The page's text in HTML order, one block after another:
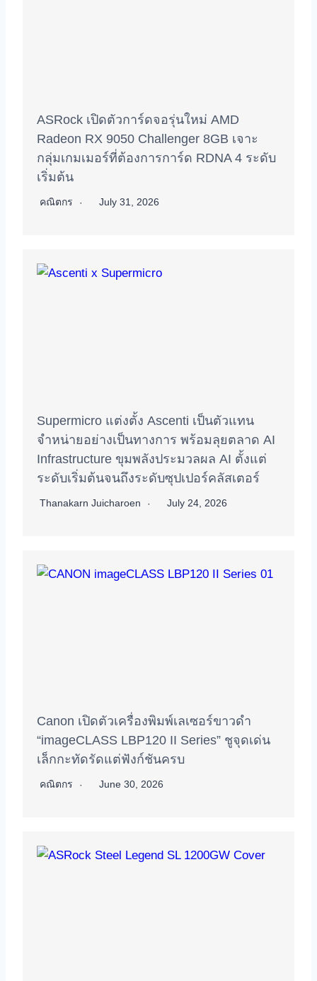
ASRock เปิดตัวการ์ดจอรุ่นใหม่ AMD
Radeon RX 9050 Challenger 8GB เจาะ
กลุ่มเกมเมอร์ที่ต้องการการ์ด RDNA 4 ระดับ
เริ่มต้น
คณิตกร July 31, 2026
Supermicro แต่งตั้ง Ascenti เป็นตัวแทน
จำหน่ายอย่างเป็นทางการ พร้อมลุยตลาด AI
Infrastructure ขุมพลังประมวลผล AI ตั้งแต่
ระดับเริ่มต้นจนถึงระดับซุปเปอร์คลัสเตอร์
Thanakarn Juicharoen July 24, 2026
Canon เปิดตัวเครื่องพิมพ์เลเซอร์ขาวดำ
“imageCLASS LBP120 II Series” ชูจุดเด่น
เล็กกะทัดรัดแต่ฟังก์ชันครบ
คณิตกร June 30, 2026